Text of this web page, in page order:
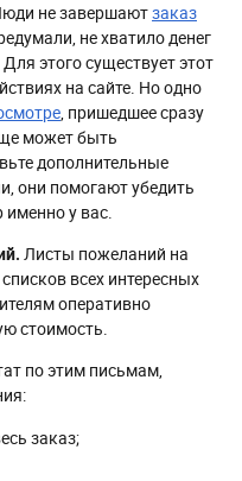
не завершаютзаказ
не хватило денег
этого существует этот
на сайте. Но одно
, пришедшее сразу
может быть
дополнительные
они помогают убедить
именно у вас.
Листы пожеланий на
всех интересных
оперативно
стоимость.
по этим письмам,
заказ;